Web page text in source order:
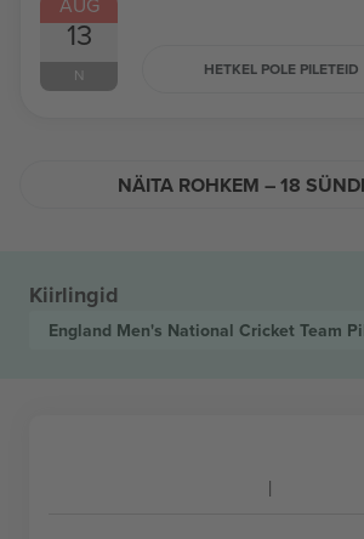
13
N HETKEL POLE PILETEID
NÄITA ROHKEM – 18
Kiirlingid
England Men's National Cricket Team